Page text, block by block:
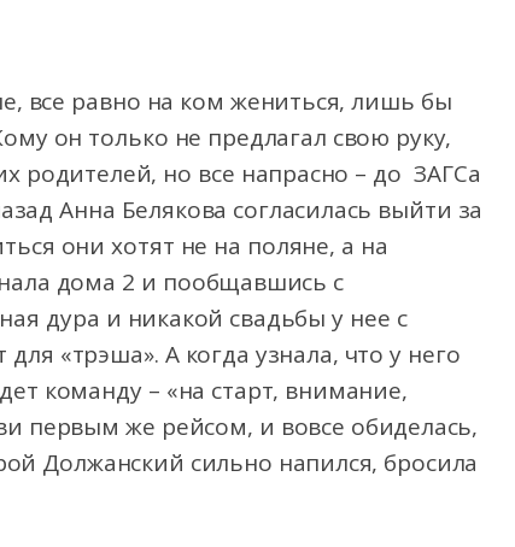
все равно на ком жениться, лишь бы
он только не предлагал свою руку,
родителей, но все напрасно – до ЗАГСа
Анна Белякова согласилась выйти за
они хотят не на поляне, а на
дома 2 и пообщавшись с
дура и никакой свадьбы у нее с
«трэша». А когда узнала, что у него
команду – «на старт, внимание,
первым же рейсом, и вовсе обиделась,
Должанский сильно напился, бросила